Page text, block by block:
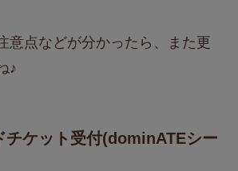
意点などが分かったら、また更
♪
チケット受付(dominATEシー